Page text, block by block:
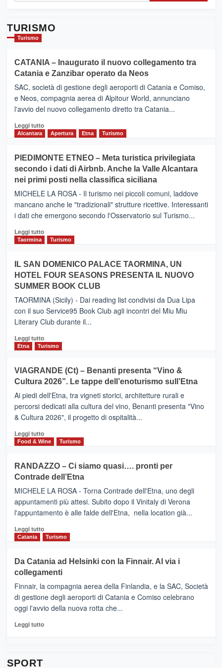
TURISMO
Turismo
CATANIA – Inaugurato il nuovo collegamento tra
Catania e Zanzibar operato da Neos
SAC, società di gestione degli aeroporti di Catania e Comiso,
e Neos, compagnia aerea di Alpitour World, annunciano
l'avvio del nuovo collegamento diretto tra Catania...
Leggi tuttoLeggi
CATANIA
–
Inaugurato
il
nuovo
collegamento
tra
e
Zanzibar
da
Neos
Alcantara Apertura Etna Turismo
PIEDIMONTE ETNEO – Meta turistica privilegiata
secondo i dati di Airbnb. Anche la Valle Alcantara
nei primi posti nella classifica siciliana
MICHELE LA ROSA - Il turismo nei piccoli comuni, laddove
mancano anche le "tradizionali" strutture ricettive. Interessanti
i dati che emergono secondo l'Osservatorio sul Turismo...
Leggi tuttoLeggi
PIEDIMONTE
ETNEO
–
Meta
turistica
privilegiata
secondo
dati
di
Anche
la
Alcantara
nei
primi
nella
classifica
Taormina Turismo
IL SAN DOMENICO PALACE TAORMINA, UN
HOTEL FOUR SEASONS PRESENTA IL NUOVO
SUMMER BOOK CLUB
TAORMINA (Sicily) - Dai reading list condivisi da Dua Lipa
con il suo Service95 Book Club agli incontri del Miu Miu
Literary Club durante il...
Leggi tuttoLeggi
di
IL
SAN
DOMENICO
PALACE
TAORMINA,
UN
HOTEL
FOUR
IL
NUOVO
SUMMER
CLUB
Etna Turismo
VIAGRANDE (Ct) – Benanti presenta “Vino &
Cultura 2026”. Le tappe dell’enoturismo sull’Etna
Ai piedi dell'Etna, tra vigneti storici, architetture rurali e
percorsi dedicati alla cultura del vino, Benanti presenta "Vino
& Cultura 2026", il progetto di ospitalità...
Leggi tuttoLeggi
di
VIAGRANDE
(Ct)
–
Benanti
presenta
“Vino
&
Cultura
tappe
dell’enoturismo
Food & Wine Turismo
RANDAZZO – Ci siamo quasi…. pronti per
Contrade dell’Etna
MICHELE LA ROSA - Torna Contrade dell'Etna, uno degli
appuntamenti più attesi. Subito dopo il Vinitaly di Verona
l'appuntamento è alle falde dell'Etna, nella location già...
Leggi tuttoLeggi
di
RANDAZZO
–
Ci
siamo
quasi….
pronti
per
Catania Turismo
Da Catania ad Helsinki con la Finnair. Al via i
collegamenti
Finnair, la compagnia aerea della Finlandia, e la SAC, Società
di gestione degli aeroporti di Catania e Comiso celebrano
oggi l'avvio della nuova rotta che...
Leggi tuttoLeggi
SPORT